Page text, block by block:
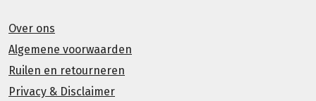
Over ons
Algemene voorwaarden
Ruilen en retourneren
Privacy & Disclaimer